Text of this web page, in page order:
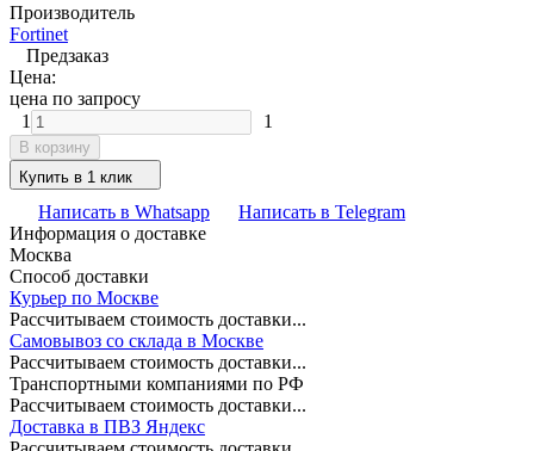
Производитель
Fortinet
Предзаказ
Цена:
цена по запросу
1
1
В корзину
Купить в 1 клик
Написать в Whatsapp
Написать в Telegram
Информация о доставке
Москва
Способ доставки
Курьер по Москве
Рассчитываем стоимость доставки...
Самовывоз со склада в Москве
Рассчитываем стоимость доставки...
Транспортными компаниями по РФ
Рассчитываем стоимость доставки...
Доставка в ПВЗ Яндекс